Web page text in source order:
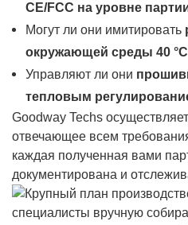
CE/FCC на уровне
Могут ли они имитировать
окружающей среды 40 °C
Управляют ли они
тепловым
Goodway Techs
отвечающее всем
каждая полученная вами
документирована и